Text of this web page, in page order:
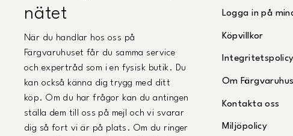
nätet
När du handlar hos oss på
Färgvaruhuset får du samma service
och expertråd som i en fysisk butik. Du
kan också känna dig trygg med ditt
köp. Om du har frågor kan du antingen
ställa dem till oss på mejl och vi svarar
dig så fort vi är på plats. Om du ringer
Logga in på
Köpvillkor
Integritetspolicy
Om
Kontakta oss
Miljöpolicy